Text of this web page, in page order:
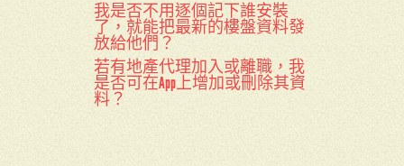
我是否不用逐個記下誰安裝
了，就能把最新的樓盤資料發
放給他們？
若有地產代理加入或離職，我
是否可在App上增加或刪除其資
料？